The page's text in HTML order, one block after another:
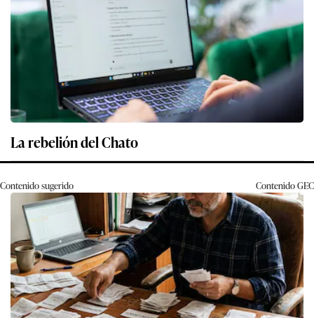
La rebelión del Chato
Contenido sugerido ContenidoGEC